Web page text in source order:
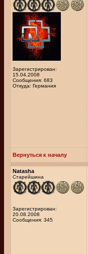
Зарегистрирован:
15.04.2008
Сообщения: 683
Откуда: Германия
Вернуться к началу
Natasha
Старейшина
Зарегистрирован:
20.08.2008
Сообщения: 345